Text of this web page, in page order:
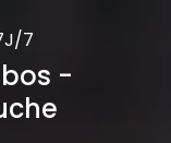
7
-